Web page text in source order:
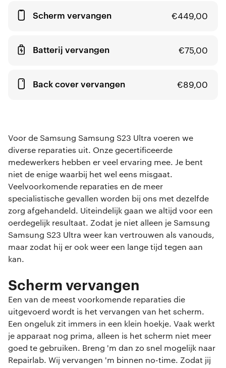
Scherm vervangen €449,00
Batterij vervangen €75,00
Back cover vervangen €89,00
Voor de Samsung Samsung S23 Ultra voeren we
diverse reparaties uit. Onze gecertificeerde
medewerkers hebben er veel ervaring mee. Je bent
niet de enige waarbij het wel eens misgaat.
Veelvoorkomende reparaties en de meer
specialistische gevallen worden bij ons met dezelfde
zorg afgehandeld. Uiteindelijk gaan we altijd voor een
oerdegelijk resultaat. Zodat je niet alleen je Samsung
Samsung S23 Ultra weer kan vertrouwen als vanouds,
maar zodat hij er ook weer een lange tijd tegen aan
kan.
Scherm vervangen
Een van de meest voorkomende reparaties die
uitgevoerd wordt is het vervangen van het scherm.
Een ongeluk zit immers in een klein hoekje. Vaak werkt
je apparaat nog prima, alleen is het scherm niet meer
goed te gebruiken. Breng 'm dan zo snel mogelijk naar
Repairlab. Wij vervangen 'm binnen no-time. Zodat jij